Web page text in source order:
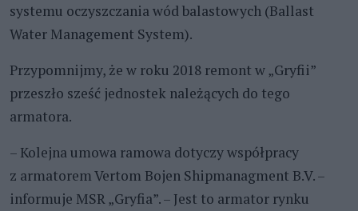
systemu oczyszczania wód balastowych (Ballast
Water Management System).
Przypomnijmy, że w roku 2018 remont w „Gryfii”
przeszło sześć jednostek należących do tego
armatora.
– Kolejna umowa ramowa dotyczy współpracy
z armatorem Vertom Bojen Shipmanagment B.V. –
informuje MSR „Gryfia”. – Jest to armator rynku